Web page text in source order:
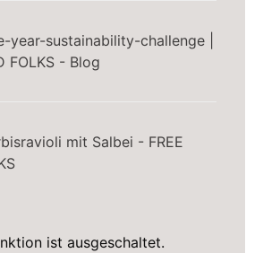
year-sustainability-challenge |
FOLKS - Blog
mit Salbei - FREE
ist ausgeschaltet.